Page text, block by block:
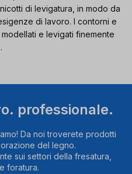
di levigatura, in modo da
di lavoro. I contorni e
e levigati finemente
professionale.
Da noi troverete prodotti
del legno.
sui settori della fresatura,
foratura.